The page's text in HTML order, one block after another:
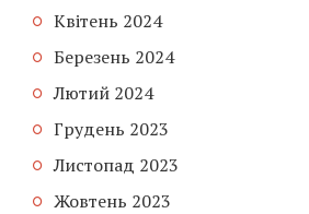
Квітень 2024
Березень 2024
Лютий 2024
Грудень 2023
Листопад 2023
Жовтень 2023